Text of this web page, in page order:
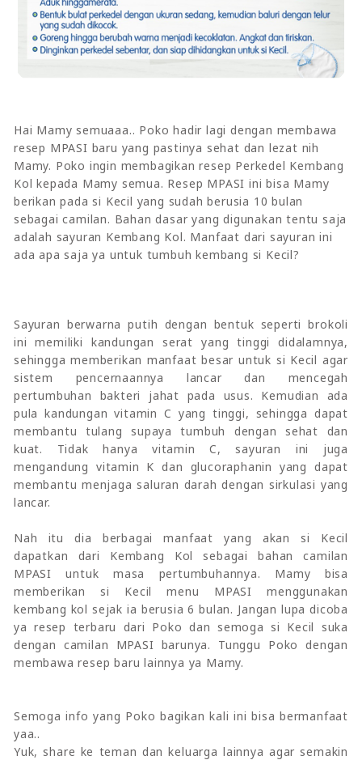
Hai Mamy semuaaa.. Poko hadir lagi dengan membawa
resep MPASI baru yang pastinya sehat dan lezat nih
Mamy. Poko ingin membagikan resep Perkedel Kembang
Kol kepada Mamy semua. Resep MPASI ini bisa Mamy
berikan pada si Kecil yang sudah berusia 10 bulan
sebagai camilan. Bahan dasar yang digunakan tentu saja
adalah sayuran Kembang Kol. Manfaat dari sayuran ini
ada apa saja ya untuk tumbuh kembang si Kecil?
Sayuran berwarna putih dengan bentuk seperti brokoli
ini memiliki kandungan serat yang tinggi didalamnya,
sehingga memberikan manfaat besar untuk si Kecil agar
sistem pencernaannya lancar dan mencegah
pertumbuhan bakteri jahat pada usus. Kemudian ada
pula kandungan vitamin C yang tinggi, sehingga dapat
membantu tulang supaya tumbuh dengan sehat dan
kuat. Tidak hanya vitamin C, sayuran ini juga
mengandung vitamin K dan glucoraphanin yang dapat
membantu menjaga saluran darah dengan sirkulasi yang
lancar.
Nah itu dia berbagai manfaat yang akan si Kecil
dapatkan dari Kembang Kol sebagai bahan camilan
MPASI untuk masa pertumbuhannya. Mamy bisa
memberikan si Kecil menu MPASI menggunakan
kembang kol sejak ia berusia 6 bulan. Jangan lupa dicoba
ya resep terbaru dari Poko dan semoga si Kecil suka
dengan camilan MPASI barunya. Tunggu Poko dengan
membawa resep baru lainnya ya Mamy.
Semoga info yang Poko bagikan kali ini bisa bermanfaat
yaa..
Yuk, share ke teman dan keluarga lainnya agar semakin